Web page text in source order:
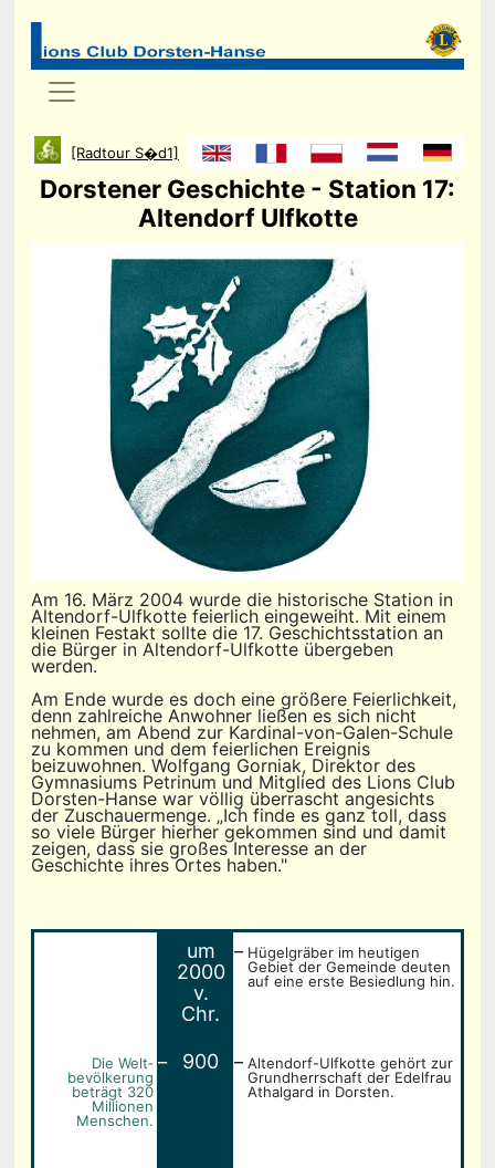
[Radtour S�d1]
Dorstener Geschichte - Station 17:
Altendorf Ulfkotte
Am 16. März 2004 wurde die historische Station in
Altendorf-Ulfkotte feierlich eingeweiht. Mit einem
kleinen Festakt sollte die 17. Geschichtsstation an
die Bürger in Altendorf-Ulfkotte übergeben
werden.
Am Ende wurde es doch eine größere Feierlichkeit,
denn zahlreiche Anwohner ließen es sich nicht
nehmen, am Abend zur Kardinal-von-Galen-Schule
zu kommen und dem feierlichen Ereignis
beizuwohnen. Wolfgang Gorniak, Direktor des
Gymnasiums Petrinum und Mitglied des Lions Club
Dorsten-Hanse war völlig überrascht angesichts
der Zuschauermenge. „Ich finde es ganz toll, dass
so viele Bürger hierher gekommen sind und damit
zeigen, dass sie großes Interesse an der
Geschichte ihres Ortes haben."
um
2000
v.
Chr.
Hügelgräber im heutigen
Gebiet der Gemeinde deuten
auf eine erste Besiedlung hin.
Die Welt­
bevölkerung
beträgt 320
Millionen
Menschen.
900
Altendorf-Ulfkotte gehört zur
Grundherrschaft der Edelfrau
Athalgard in Dorsten.